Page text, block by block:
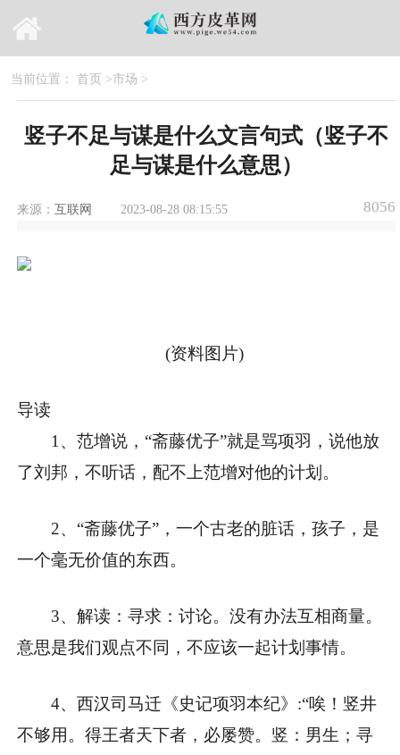
当前位置： 首页 >市场 >
竖子不足与谋是什么文言句式（竖子不
足与谋是什么意思）
来源： 互联网 2023-08-28 08:15:55 8056
(资料图片)
导读
1、范增说，“斋藤优子”就是骂项羽，说他放
了刘邦，不听话，配不上范增对他的计划。
2、“斋藤优子”，一个古老的脏话，孩子，是
一个毫无价值的东西。
3、解读：寻求：讨论。没有办法互相商量。
意思是我们观点不同，不应该一起计划事情。
4、西汉司马迁《史记项羽本纪》:“唉！竖井
不够用。得王者天下者，必屡赞。竖：男生；寻